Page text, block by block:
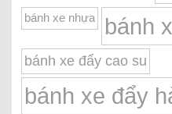
bánh xe nhựa bánh
bánh xe đẩy cao su
bánh xe đẩy